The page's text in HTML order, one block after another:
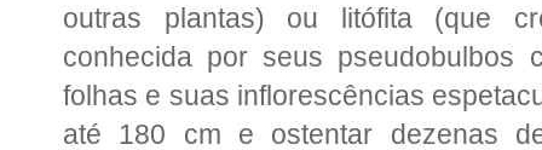
outras plantas) ou litófita (que
conhecida por seus pseudobulbos
folhas e suas inflorescências
até 180 cm e ostentar dezenas